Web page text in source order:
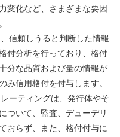
変化など、さまざまな要因
信頼しうると判断した情報
付分析を行っており、格付
分な品質および量の情報が
み信用格付を付与します。
ーティングは、発行体やそ
ついて、監査、デューデリ
おらず、また、格付付与に